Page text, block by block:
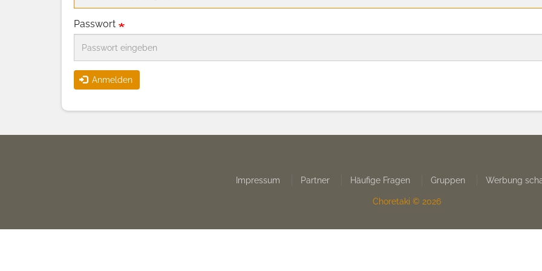
Passwort
Anmelden
Impressum Partner Häufige Fragen Gruppen Werbung
Choretaki © 2026